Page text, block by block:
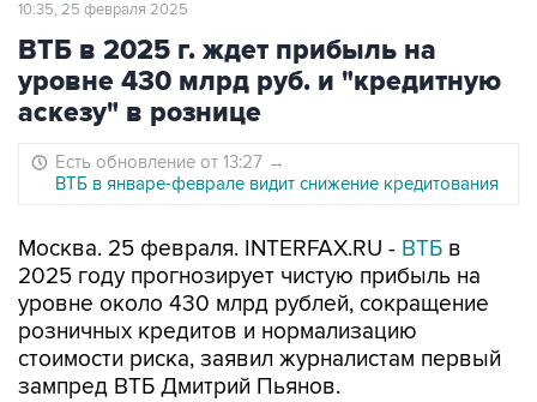
10:35, 25 февраля 2025
ВТБ в 2025 г. ждет прибыль на
уровне 430 млрд руб. и "кредитную
аскезу" в рознице
Есть обновление от 13:27 →
ВТБ в январе-феврале видит снижение кредитования
Москва. 25 февраля. INTERFAX.RU - ВТБ в
2025 году прогнозирует чистую прибыль на
уровне около 430 млрд рублей, сокращение
розничных кредитов и нормализацию
стоимости риска, заявил журналистам первый
зампред ВТБ Дмитрий Пьянов.